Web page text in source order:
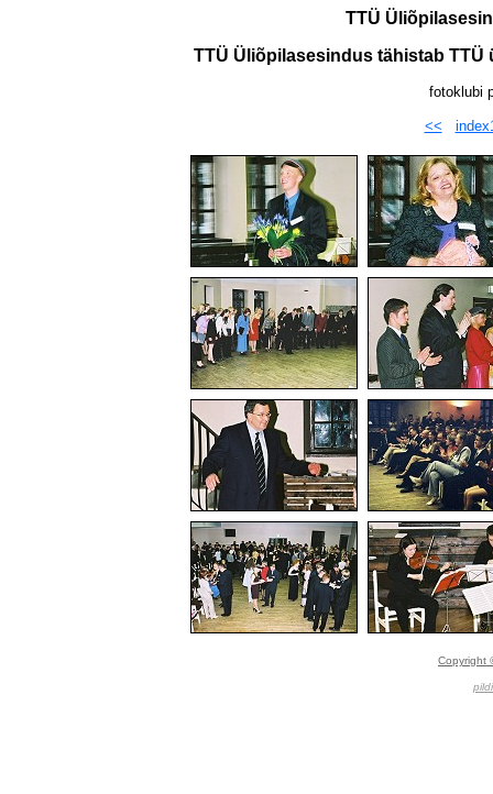
TTÜ
TTÜ Üliõpilasesindus tähistab
fotoklubi
<<
Copyright